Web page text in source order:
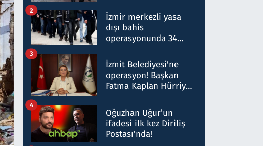
hakkında gözaltı kararı
İzmir merkezli yasa
dışı bahis
operasyonunda 34
Milyar liralık para
trafiği tespit edildi
2
İzmit Belediyesi'ne
operasyon! Başkan
Fatma Kaplan Hürriyet
3
Oğuzhan Uğur’un
ifadesi ilk kez Diriliş
Postası'nda!
4